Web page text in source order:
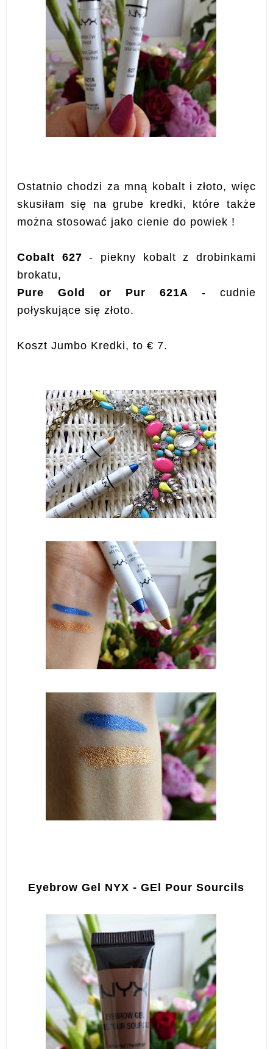
Ostatnio chodzi za mną kobalt i złoto, więc
skusiłam się na grube kredki, które także
można stosować jako cienie do powiek !
Cobalt 627- piekny kobalt z drobinkami
brokatu,
Pure Gold or Pur 621A - cudnie
połyskujące się złoto.
Koszt Jumbo Kredki, to € 7.
Eyebrow Gel NYX - GEl Pour Sourcils